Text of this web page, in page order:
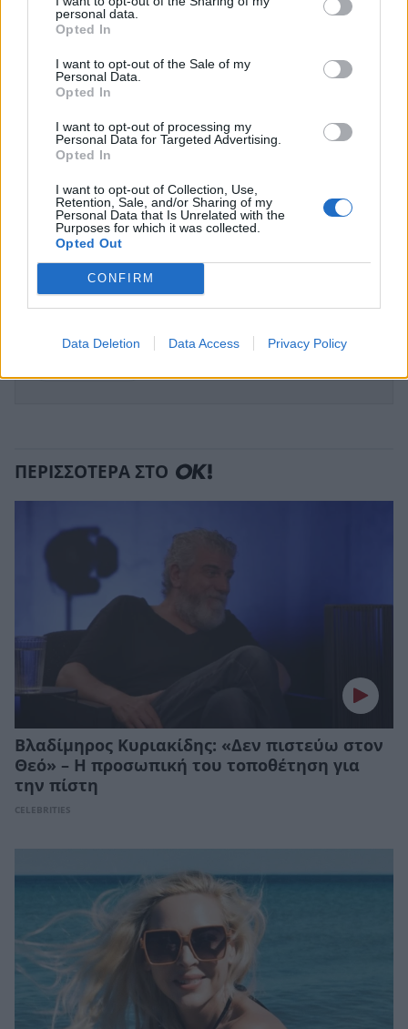
personal data.
Opted In
I want to opt-out of the Sale of my
Personal Data.
Opted In
I want to opt-out of processing my
Personal Data for Targeted Advertising.
Opted In
I want to opt-out of Collection, Use,
Retention, Sale, and/or Sharing of my
Personal Data that Is Unrelated with the
Purposes for which it was collected.
Opted Out
CONFIRM
Data Deletion Data Access Privacy Policy
Κάποτε στην Ιταλική Ριβιέρα: Dolce vita από
το Κάπρι μέχρι το Πόρτοφινο
LIFESTYLE
ΔΕΙΤΕ ΑΚΟΜΑ
ΠΕΡΙΣΣΟΤΕΡΑ ΣΤΟ
Βλαδίμηρος Κυριακίδης: «Δεν πιστεύω στον
Θεό» – Η προσωπική του τοποθέτηση για
την πίστη
CELEBRITIES